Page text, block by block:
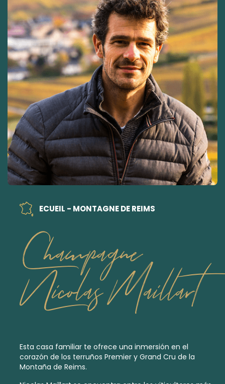
ECUEIL - MONTAGNE DE REIMS
Champagne
Nicolas Maillart
Esta casa familiar te ofrece una inmersión en el
corazón de los terruños Premier y Grand Cru de la
Montaña de Reims.